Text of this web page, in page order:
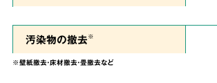
いで誠心誠意を尽くして作業させ
す。
汚染物の撤去※
※壁紙撤去・床材撤去・畳撤去など